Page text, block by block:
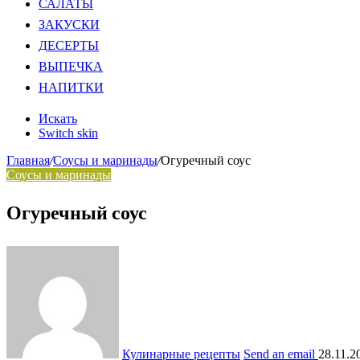
САЛАТЫ
ЗАКУСКИ
ДЕСЕРТЫ
ВЫПЕЧКА
НАПИТКИ
Искать
Switch skin
Главная/Соусы и маринады/Огуречный соус
Соусы и маринады
Огуречный соус
Кулинарные рецепты Send an email